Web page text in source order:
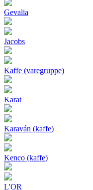
Gevalia
Jacobs
Kaffe (varegruppe)
Karat
Karaván (kaffe)
Kenco (kaffe)
L'OR